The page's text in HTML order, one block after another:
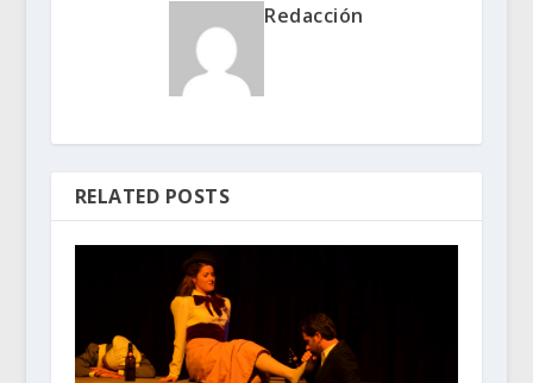
Redacción
RELATED POSTS